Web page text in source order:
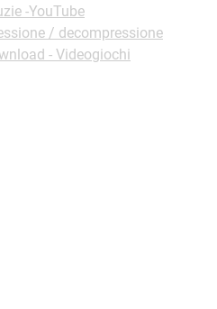
-YouTube
/ decompressione
- Videogiochi